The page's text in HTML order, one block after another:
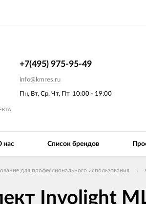
Пн, Вт, Ср, Чт, Пт 10:00 - 19:00
+7(495) 975-95-49
info@kmres.ru
нас Список брендов
для профессионального использования
Involight